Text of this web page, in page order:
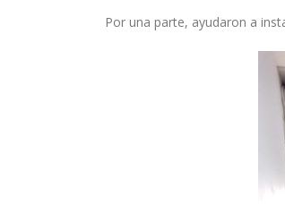
Por una parte, ayudaron a